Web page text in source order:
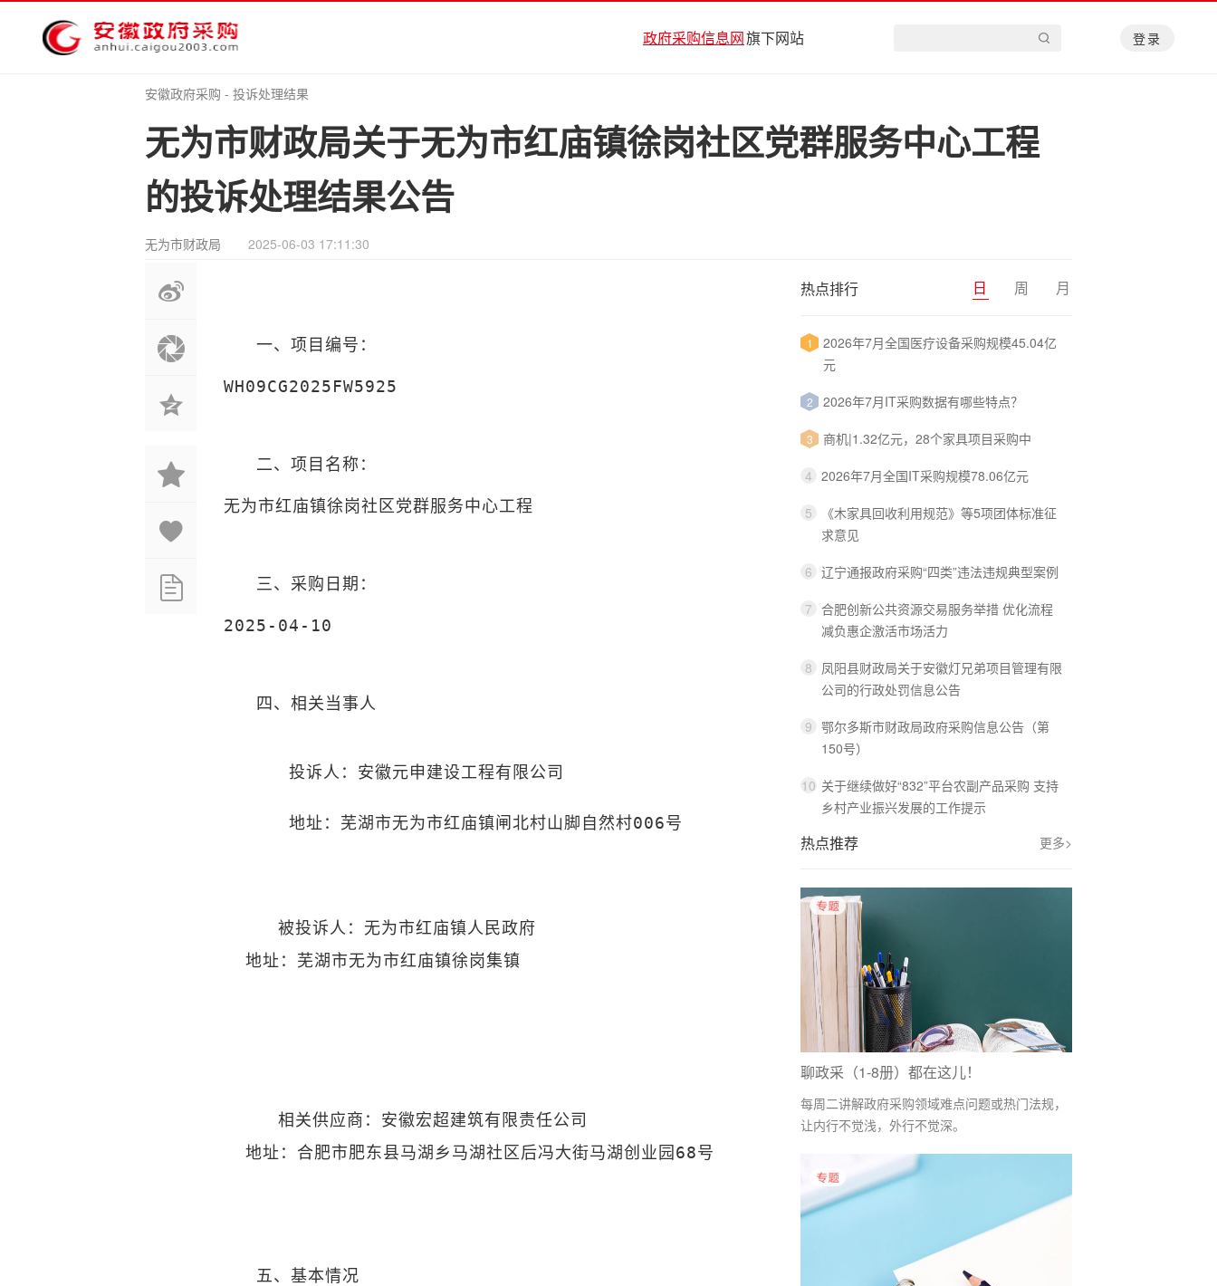
政府采购信息网旗下网站 登录
安徽政府采购 - 投诉处理结果
无为市财政局关于无为市红庙镇徐岗社区党群服务中心工程
的投诉处理结果公告
无为市财政局 2025-06-03 17:11:30
一、项目编号：
WH09CG2025FW5925
二、项目名称：
无为市红庙镇徐岗社区党群服务中心工程
三、采购日期：
2025-04-10
四、相关当事人
投诉人： 安徽元申建设工程有限公司
地址： 芜湖市无为市红庙镇闸北村山脚自然村006号
被投诉人： 无为市红庙镇人民政府
地址： 芜湖市无为市红庙镇徐岗集镇
相关供应商： 安徽宏超建筑有限责任公司
地址： 合肥市肥东县马湖乡马湖社区后冯大街马湖创业园68号
五、基本情况
热点排行 日 周 月
1
2026年7月全国医疗设备采购规模45.04亿
元
2 2026年7月IT采购数据有哪些特点？
3 商机|1.32亿元，28个家具项目采购中
4 2026年7月全国IT采购规模78.06亿元
5
《木家具回收利用规范》等5项团体标准征
求意见
6 辽宁通报政府采购“四类”违法违规典型案例
7 合肥创新公共资源交易服务举措 优化流程
减负惠企激活市场活力
8 凤阳县财政局关于安徽灯兄弟项目管理有限
公司的行政处罚信息公告
9 鄂尔多斯市财政局政府采购信息公告（第
150号）
10 关于继续做好“832”平台农副产品采购 支持
乡村产业振兴发展的工作提示
热点推荐 更多>
聊政采（1-8册）都在这儿！
每周二讲解政府采购领域难点问题或热门法规，
让内行不觉浅，外行不觉深。